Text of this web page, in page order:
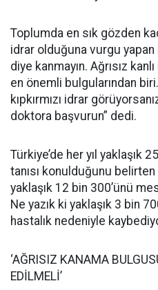
Toplumda en sık gözden
idrar olduğuna vurgu
diye kanmayın. Ağrısız
en önemli bulgularından
kıpkırmızı idrar
doktora başvurun” dedi.
Türkiye’de her yıl yaklaşık
tanısı konulduğunu
yaklaşık 12 bin 300’ünü
Ne yazık ki yaklaşık 3 bin
hastalık nedeniyle
‘AĞRISIZ KANAMA
EDİLMELİ’